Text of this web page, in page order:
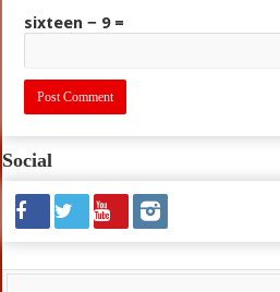
sixteen − 9 =
Social